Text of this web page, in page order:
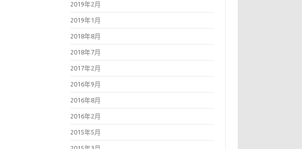
2019年2月
2019年1月
2018年8月
2018年7月
2017年2月
2016年9月
2016年8月
2016年2月
2015年5月